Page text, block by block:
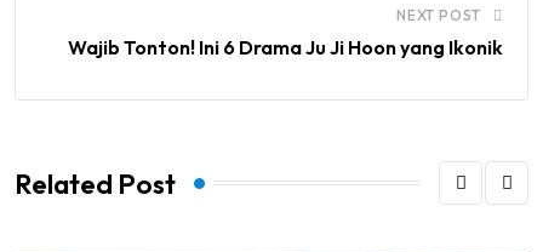
NEXT POST
Wajib Tonton! Ini 6 Drama Ju Ji Hoon yang Ikonik
Related Post